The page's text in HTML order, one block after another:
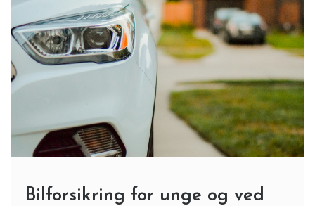
Bilforsikring for unge og ved